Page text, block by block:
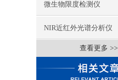
微生物限度检测仪
NIR近红外光谱分析仪
查看更多 >>